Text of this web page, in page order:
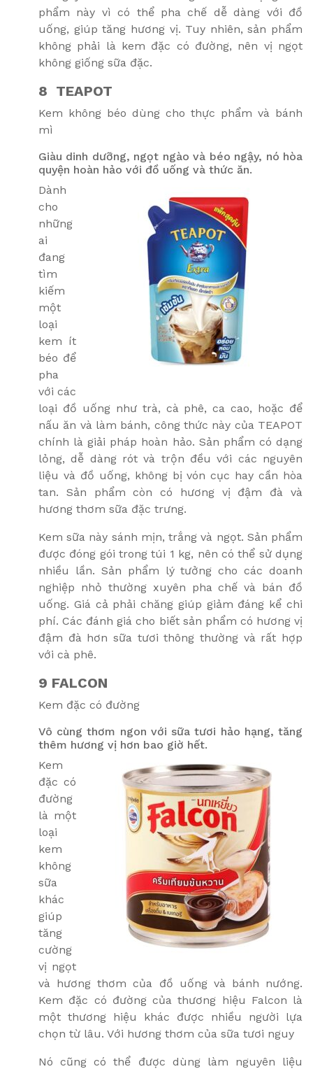
phẩm này vì có thể pha chế dễ dàng với đồ
uống, giúp tăng hương vị. Tuy nhiên, sản phẩm
không phải là kem đặc có đường, nên vị ngọt
không giống sữa đặc.
8 TEAPOT
Kem không béo dùng cho thực phẩm và bánh
mì
Giàu dinh dưỡng, ngọt ngào và béo ngậy, nó hòa
quyện hoàn hảo với đồ uống và thức ăn.
Dành
cho
những
ai
đang
tìm
kiếm
một
loại
kem ít
béo để
pha
với các
loại đồ uống như trà, cà phê, ca cao, hoặc để
nấu ăn và làm bánh, công thức này của TEAPOT
chính là giải pháp hoàn hảo. Sản phẩm có dạng
lỏng, dễ dàng rót và trộn đều với các nguyên
liệu và đồ uống, không bị vón cục hay cần hòa
tan. Sản phẩm còn có hương vị đậm đà và
hương thơm sữa đặc trưng.
Kem sữa này sánh mịn, trắng và ngọt. Sản phẩm
được đóng gói trong túi 1 kg, nên có thể sử dụng
nhiều lần. Sản phẩm lý tưởng cho các doanh
nghiệp nhỏ thường xuyên pha chế và bán đồ
uống. Giá cả phải chăng giúp giảm đáng kể chi
phí. Các đánh giá cho biết sản phẩm có hương vị
đậm đà hơn sữa tươi thông thường và rất hợp
với cà phê.
9 FALCON
Kem đặc có đường
Vô cùng thơm ngon với sữa tươi hảo hạng, tăng
thêm hương vị hơn bao giờ hết.
Kem
đặc có
đường
là một
loại
kem
không
sữa
khác
giúp
tăng
cường
vị ngọt
và hương thơm của đồ uống và bánh nướng.
Kem đặc có đường của thương hiệu Falcon là
một thương hiệu khác được nhiều người lựa
chọn từ lâu. Với hương thơm của sữa tươi nguy
Nó cũng có thể được dùng làm nguyên liệu